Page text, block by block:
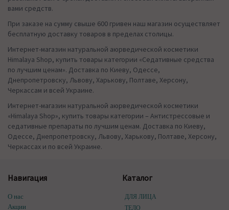
вами средств.
При заказе на сумму свыше 600 гривен наш магазин осуществляет
бесплатную доставку товаров в пределах столицы.
Интернет-магазин натуральной аюрведической косметики
Himalaya Shop, купить товары категории «Седативные средства
по лучшим ценам». Доставка по Киеву, Одессе,
Днепропетровску, Львову, Харькову, Полтаве, Херсону,
Черкассам и всей Украине.
Интернет-магазин натуральной аюрведической косметики
«Himalaya Shop», купить товары категории – Антистрессовые и
седативные препараты по лучшим ценам. Доставка по Киеву,
Одессе, Днепропетровску, Львову, Харькову, Полтаве, Херсону,
Черкассах и по всей Украине.
Навигация
О нас
Акции
Каталог
ДЛЯ ЛИЦА
ТЕЛО